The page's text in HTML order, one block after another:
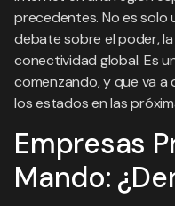
precedentes. No es solo
debate sobre el poder,
conectividad global. Es
comenzando, y que va
los estados en las
Empresas
Mando: